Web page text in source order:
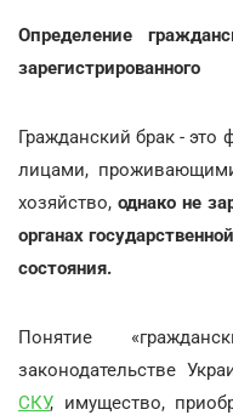
Определение
зарегистрированного
Гражданский брак -
лицами,
хозяйство, однако не
органах
состояния.
Понятие
законодательстве
СКУ, имущество,